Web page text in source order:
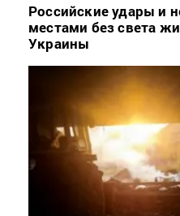
Российские удары и
местами без света
Украины